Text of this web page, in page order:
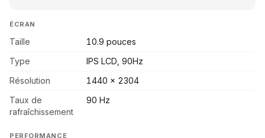
ÉCRAN
Taille
10.9 pouces
Type
IPS LCD, 90Hz
Résolution
1440 x 2304
Taux de
rafraîchissement
90 Hz
PERFORMANCE